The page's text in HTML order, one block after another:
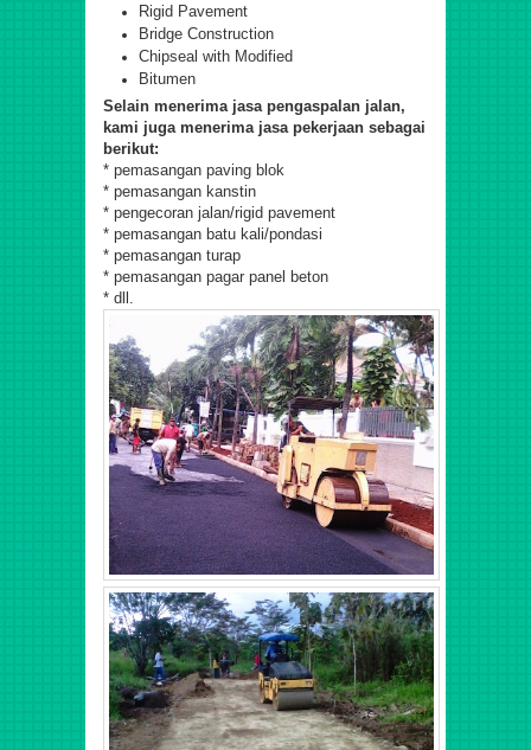
Rigid Pavement
Bridge Construction
Chipseal with Modified
Bitumen
Selain menerima jasa pengaspalan jalan,
kami juga menerima jasa pekerjaan sebagai
berikut:
* pemasangan paving blok
* pemasangan kanstin
* pengecoran jalan/rigid pavement
* pemasangan batu kali/pondasi
* pemasangan turap
* pemasangan pagar panel beton
* dll.